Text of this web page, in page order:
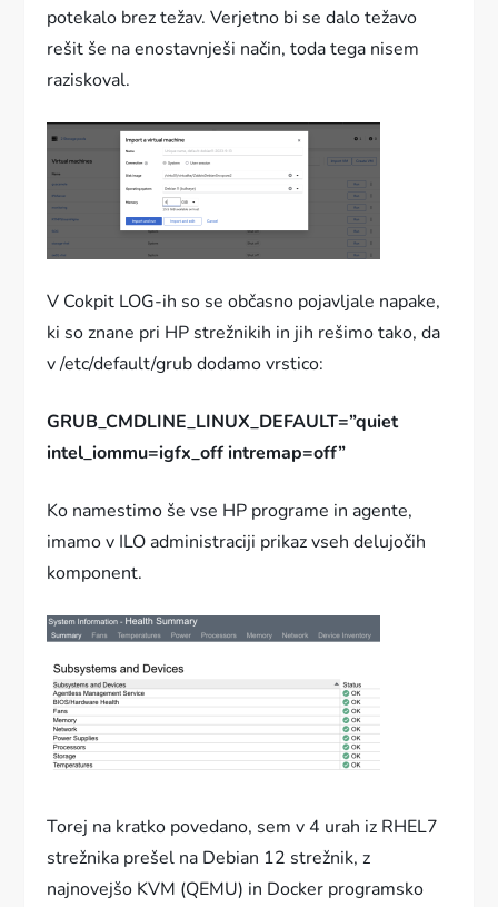
potekalo brez težav. Verjetno bi se dalo težavo
rešit še na enostavnješi način, toda tega nisem
raziskoval.
V Cokpit LOG-ih so se občasno pojavljale napake,
ki so znane pri HP strežnikih in jih rešimo tako, da
v /etc/default/grub dodamo vrstico:
GRUB_CMDLINE_LINUX_DEFAULT=”quiet
intel_iommu=igfx_off intremap=off”
Ko namestimo še vse HP programe in agente,
imamo v ILO administraciji prikaz vseh delujočih
komponent.
Torej na kratko povedano, sem v 4 urah iz RHEL7
strežnika prešel na Debian 12 strežnik, z
najnovejšo KVM (QEMU) in Docker programsko